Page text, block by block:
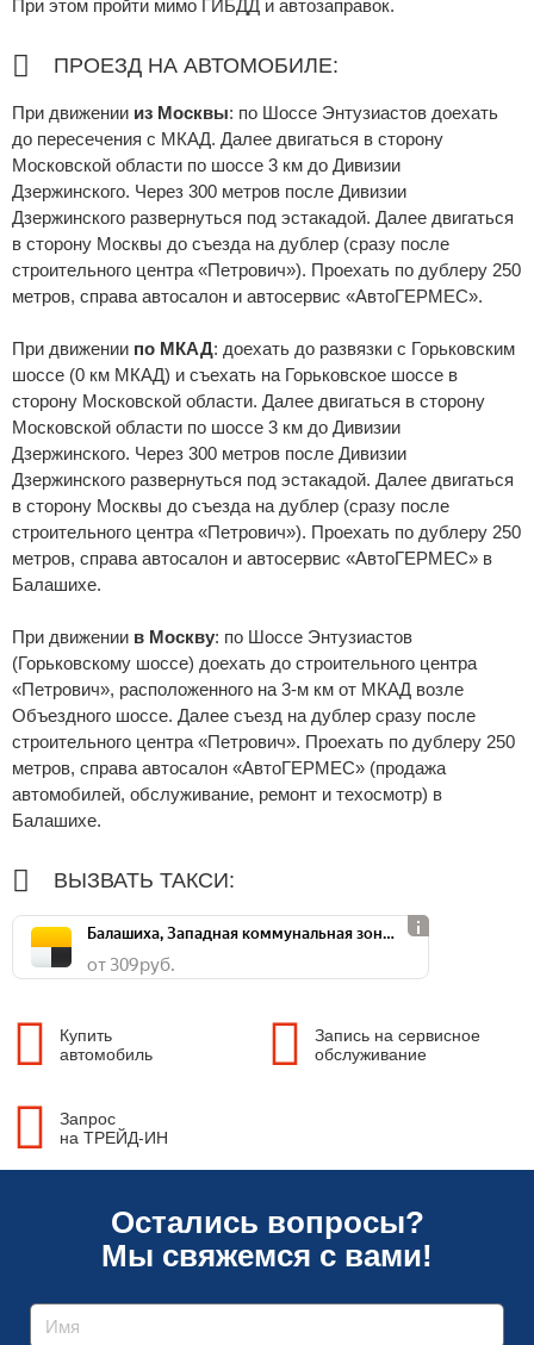
При этом пройти мимо ГИБДД и автозаправок.
ПРОЕЗД НА АВТОМОБИЛЕ:
При движении из Москвы: по Шоссе Энтузиастов доехать
до пересечения с МКАД. Далее двигаться в сторону
Московской области по шоссе 3 км до Дивизии
Дзержинского. Через 300 метров после Дивизии
Дзержинского развернуться под эстакадой. Далее двигаться
в сторону Москвы до съезда на дублер (сразу после
строительного центра «Петрович»). Проехать по дублеру 250
метров, справа автосалон и автосервис «АвтоГЕРМЕС».
При движении по МКАД: доехать до развязки с Горьковским
шоссе (0 км МКАД) и съехать на Горьковское шоссе в
сторону Московской области. Далее двигаться в сторону
Московской области по шоссе 3 км до Дивизии
Дзержинского. Через 300 метров после Дивизии
Дзержинского развернуться под эстакадой. Далее двигаться
в сторону Москвы до съезда на дублер (сразу после
строительного центра «Петрович»). Проехать по дублеру 250
метров, справа автосалон и автосервис «АвтоГЕРМЕС» в
Балашихе.
При движении в Москву: по Шоссе Энтузиастов
(Горьковскому шоссе) доехать до строительного центра
«Петрович», расположенного на 3-м км от МКАД возле
Объездного шоссе. Далее съезд на дублер сразу после
строительного центра «Петрович». Проехать по дублеру 250
метров, справа автосалон «АвтоГЕРМЕС» (продажа
автомобилей, обслуживание, ремонт и техосмотр) в
Балашихе.
ВЫЗВАТЬ ТАКСИ:
Балашиха, Западная коммунальная зона, ш. Энтузиастов, д. 12А
от 309 руб.
Купить
автомобиль
Запись на сервисное
обслуживание
Запрос
на ТРЕЙД-ИН
Остались вопросы?
Мы свяжемся с вами!